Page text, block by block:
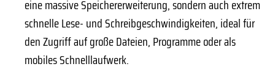
eine massive Speichererweiterung, sondern auch extrem
schnelle Lese- und Schreibgeschwindigkeiten, ideal für
den Zugriff auf große Dateien, Programme oder als
mobiles Schnelllaufwerk.